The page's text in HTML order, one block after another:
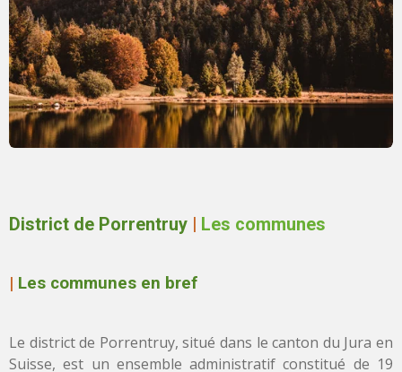
District de Porrentruy Les communes
| Les communes en bref
Le district de Porrentruy, situé dans le canton du Jura en
Suisse, est un ensemble administratif constitué de 19